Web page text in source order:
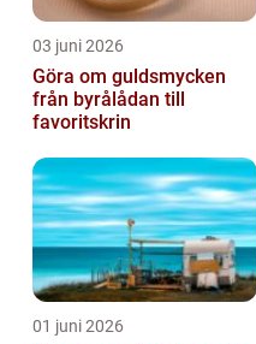
03 juni 2026
Göra om guldsmycken
från byrålådan till
favoritskrin
01 juni 2026